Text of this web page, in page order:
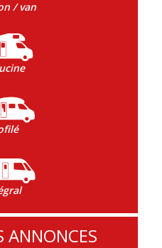
/ van
ANNONCES